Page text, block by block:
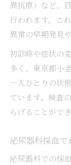
異抗原）など、
行われます。こ
異常の早期発見
初診時や症状の
多く、東京都小
一人ひとりの状
ています。検査
らげることがで
泌尿器科採血
泌尿器科での採